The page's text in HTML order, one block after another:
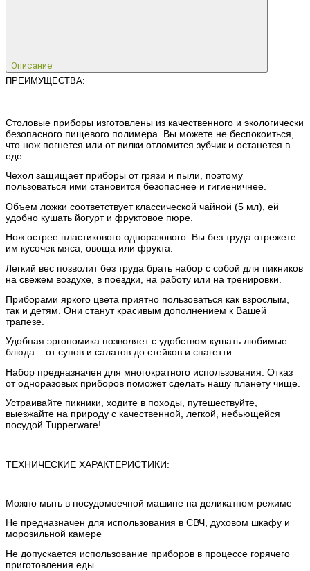
Описание
ПРЕИМУЩЕСТВА:
Столовые приборы изготовлены из качественного и экологически
безопасного пищевого полимера. Вы можете не беспокоиться,
что нож погнется или от вилки отломится зубчик и останется в
еде.
Чехол защищает приборы от грязи и пыли, поэтому
пользоваться ими становится безопаснее и гигиеничнее.
Объем ложки соответствует классической чайной (5 мл), ей
удобно кушать йогурт и фруктовое пюре.
Нож острее пластикового одноразового: Вы без труда отрежете
им кусочек мяса, овоща или фрукта.
Легкий вес позволит без труда брать набор с собой для пикников
на свежем воздухе, в поездки, на работу или на тренировки.
Приборами яркого цвета приятно пользоваться как взрослым,
так и детям. Они станут красивым дополнением к Вашей
трапезе.
Удобная эргономика позволяет с удобством кушать любимые
блюда – от супов и салатов до стейков и спагетти.
Набор предназначен для многократного использования. Отказ
от одноразовых приборов поможет сделать нашу планету чище.
Устраивайте пикники, ходите в походы, путешествуйте,
выезжайте на природу с качественной, легкой, небьющейся
посудой Tupperware!
ТЕХНИЧЕСКИЕ ХАРАКТЕРИСТИКИ:
Можно мыть в посудомоечной машине на деликатном режиме
Не предназначен для использования в СВЧ, духовом шкафу и
морозильной камере
Не допускается использование приборов в процессе горячего
приготовления еды.